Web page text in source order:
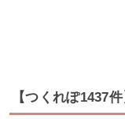
【つくれぽ1437